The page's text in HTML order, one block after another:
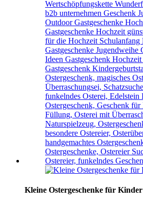
Kleine Ostergeschenke für Kinder